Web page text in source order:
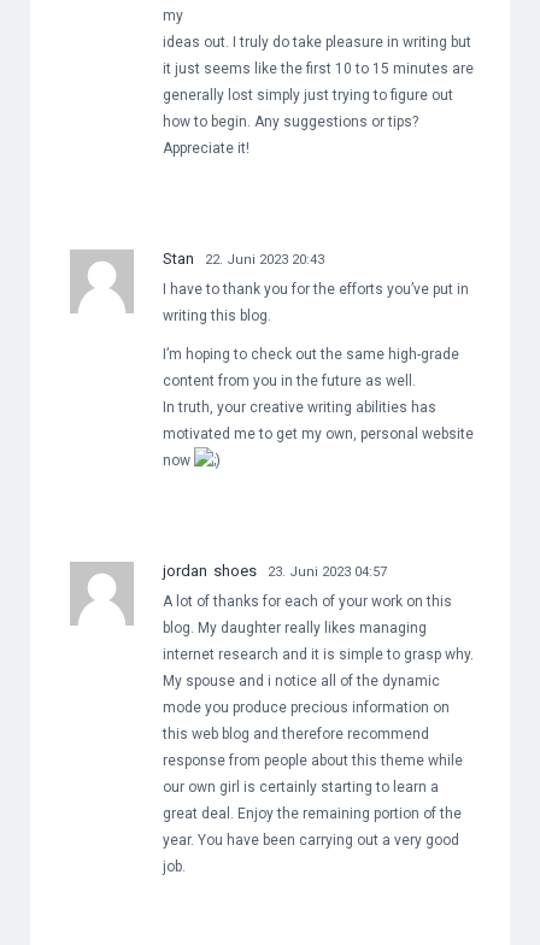
my
ideas out. I truly do take pleasure in writing but
it just seems like the first 10 to 15 minutes are
generally lost simply just trying to figure out
how to begin. Any suggestions or tips?
Appreciate it!
Stan 22. Juni 2023 20:43
I have to thank you for the efforts you’ve put in
writing this blog.
I’m hoping to check out the same high-grade
content from you in the future as well.
In truth, your creative writing abilities has
motivated me to get my own, personal website
now
jordan shoes 23. Juni 2023 04:57
A lot of thanks for each of your work on this
blog. My daughter really likes managing
internet research and it is simple to grasp why.
My spouse and i notice all of the dynamic
mode you produce precious information on
this web blog and therefore recommend
response from people about this theme while
our own girl is certainly starting to learn a
great deal. Enjoy the remaining portion of the
year. You have been carrying out a very good
job.